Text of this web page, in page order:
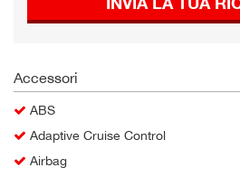
Accessori
ABS
Adaptive Cruise Control
Airbag